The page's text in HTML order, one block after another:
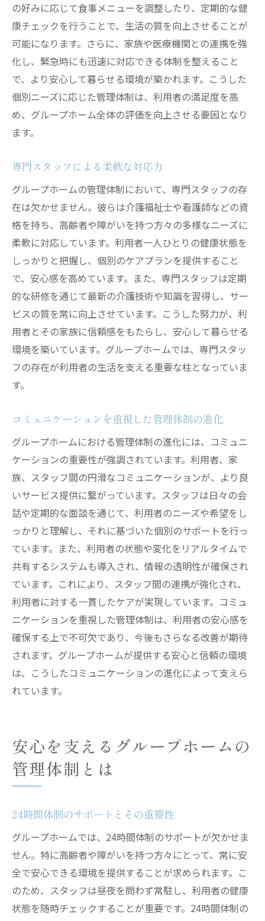
の好みに応じて食事メニューを調整したり、定期的な健
康チェックを行うことで、生活の質を向上させることが
可能になります。さらに、家族や医療機関との連携を強
化し、緊急時にも迅速に対応できる体制を整えること
で、より安心して暮らせる環境が築かれます。こうした
個別ニーズに応じた管理体制は、利用者の満足度を高
め、グループホーム全体の評価を向上させる要因となり
ます。
専門スタッフによる柔軟な対応力
グループホームの管理体制において、専門スタッフの存
在は欠かせません。彼らは介護福祉士や看護師などの資
格を持ち、高齢者や障がいを持つ方々の多様なニーズに
柔軟に対応しています。利用者一人ひとりの健康状態を
しっかりと把握し、個別のケアプランを提供すること
で、安心感を高めています。また、専門スタッフは定期
的な研修を通じて最新の介護技術や知識を習得し、サー
ビスの質を常に向上させています。こうした努力が、利
用者とその家族に信頼感をもたらし、安心して暮らせる
環境を築いています。グループホームでは、専門スタッ
フの存在が利用者の生活を支える重要な柱となっていま
す。
コミュニケーションを重視した管理体制の進化
グループホームにおける管理体制の進化には、コミュニ
ケーションの重要性が強調されています。利用者、家
族、スタッフ間の円滑なコミュニケーションが、より良
いサービス提供に繋がっています。スタッフは日々の会
話や定期的な面談を通じて、利用者のニーズや希望をし
っかりと理解し、それに基づいた個別のサポートを行っ
ています。また、利用者の状態や変化をリアルタイムで
共有するシステムも導入され、情報の透明性が確保され
ています。これにより、スタッフ間の連携が強化され、
利用者に対する一貫したケアが実現しています。コミュ
ニケーションを重視した管理体制は、利用者の安心感を
確保する上で不可欠であり、今後もさらなる改善が期待
されます。グループホームが提供する安心と信頼の環境
は、こうしたコミュニケーションの進化によって支えら
れています。
安心を支えるグループホームの
管理体制とは
24時間体制のサポートとその重要性
グループホームでは、24時間体制のサポートが欠かせま
せん。特に高齢者や障がいを持つ方々にとって、常に安
全で安心できる環境を提供することが求められます。こ
のため、スタッフは昼夜を問わず常駐し、利用者の健康
状態を随時チェックすることが重要です。24時間体制の